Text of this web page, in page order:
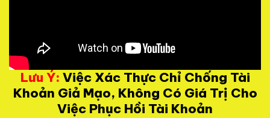
Lưu Ý: Việc Xác Thực Chỉ Chống Tài
Khoản Giả Mạo, Không Có Giá Trị Cho
Việc Phục Hồi Tài Khoản